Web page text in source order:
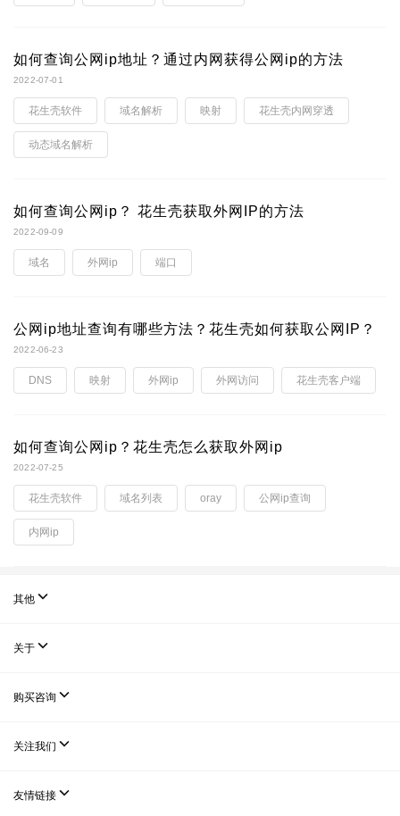
如何查询公网ip地址？通过内网获得公网ip的方法
2022-07-01
花生壳软件 域名解析 映射 花生壳内网穿透
动态域名解析
如何查询公网ip？ 花生壳获取外网IP的方法
2022-09-09
域名 外网ip 端口
公网ip地址查询有哪些方法？花生壳如何获取公网IP？
2022-06-23
DNS 映射 外网ip 外网访问 花生壳客户端
如何查询公网ip？花生壳怎么获取外网ip
2022-07-25
花生壳软件 域名列表 oray 公网ip查询
内网ip
其他 
关于 
购买咨询 
关注我们 
友情链接 